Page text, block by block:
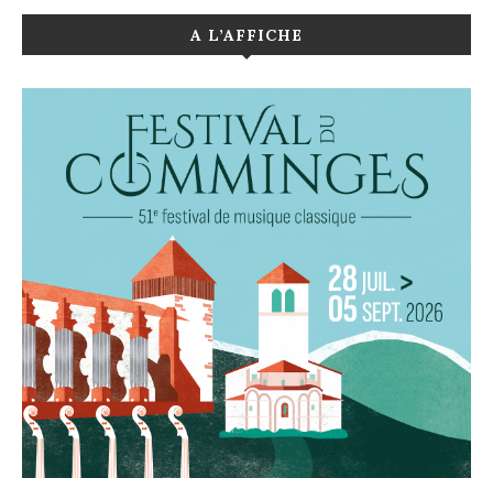
A L’AFFICHE